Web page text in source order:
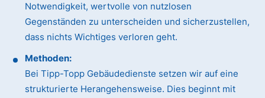
Notwendigkeit, wertvolle von nutzlosen
Gegenständen zu unterscheiden und sicherzustellen,
dass nichts Wichtiges verloren geht.
Methoden:
Bei Tipp-Topp Gebäudedienste setzen wir auf eine
strukturierte Herangehensweise. Dies beginnt mit